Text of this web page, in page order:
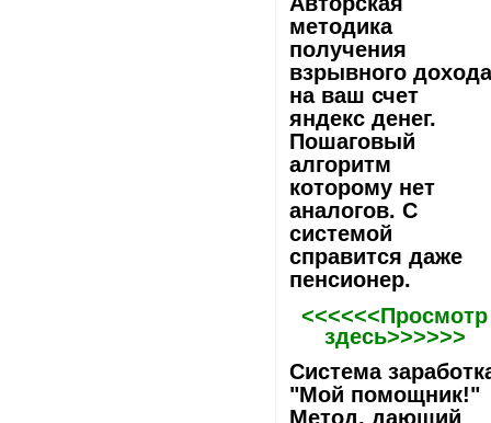
методика
получения
взрывного
на ваш счет
яндекс денег.
Пошаговый
алгоритм
которому нет
аналогов. С
системой
справится даже
пенсионер.
<<<<<<Просмотр
здесь>>>>>>
Система
"Мой помощник!"
Метод, дающий